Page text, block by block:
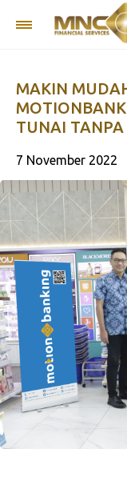
MAKIN
TUNAI
7 November 2022